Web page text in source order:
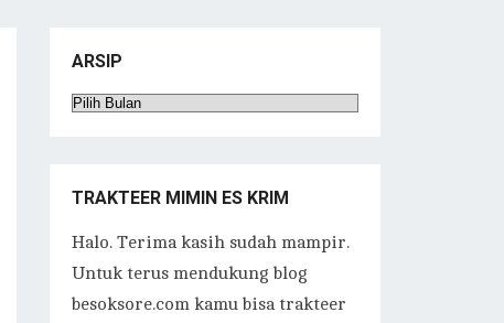
ARSIP
Arsip
TRAKTEER MIMIN ES KRIM
Halo. Terima kasih sudah mampir.
Untuk terus mendukung blog
besoksore.com kamu bisa trakteer